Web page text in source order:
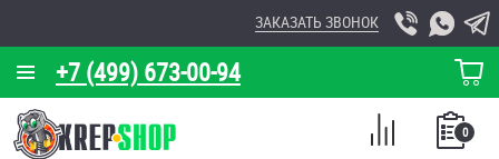
+7 (499) 673-00-94
ЗАКАЗАТЬ ЗВОНОК
КОРЗИНА
О КОМПАНИИ
0